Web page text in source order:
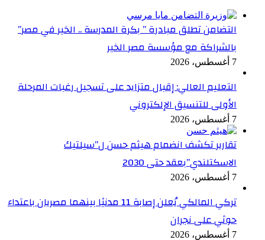
التضامن تطلق مبادرة ” بكرة المدرسة .. الخير في مصر”
بالشراكة مع مؤسسة مصر الخير
7 أغسطس، 2026
التعليم العالي: إقبال متزايد على تسجيل رغبات المرحلة
الأولى للتنسيق الإلكتروني
7 أغسطس، 2026
تقارير تكشف انضمام هيثم حسن ل”سيلتيك
الاسكتلندي”بعقد حتى 2030
7 أغسطس، 2026
تركي المالكي يُعلن إصابة 11 مدنيًا بينهما مصريان باعتداء
حوثي على نجران
7 أغسطس، 2026